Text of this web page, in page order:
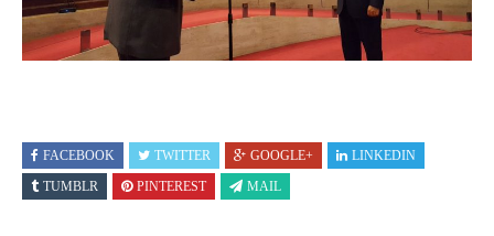
FACEBOOK TWITTER GOOGLE+
LINKEDIN
TUMBLR
PINTEREST MAIL